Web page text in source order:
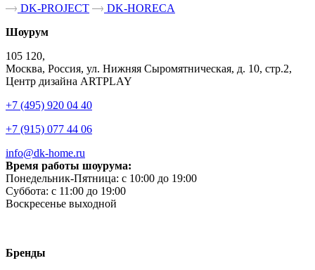
DK-PROJECT
DK-HORECA
Шоурум
105 120,
Москва, Россия, ул. Нижняя Сыромятническая, д. 10, стр.2,
Центр дизайна ARTPLAY
+7 (495) 920 04 40
+7 (915) 077 44 06
info@dk-home.ru
Время работы шоурума:
Понедельник-Пятница: c 10:00 до 19:00
Суббота: c 11:00 до 19:00
Воскресенье выходной
Бренды